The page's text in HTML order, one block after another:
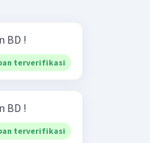
dan BD !
terverifikasi
dan BD !
terverifikasi